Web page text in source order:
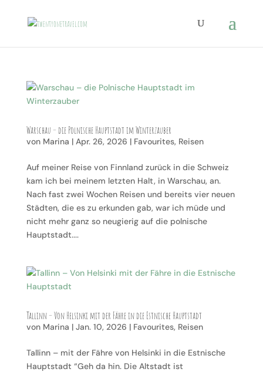
Warschau – die Polnische Hauptstadt im Winterzauber
von Marina | Apr. 26, 2026 | Favourites, Reisen
Auf meiner Reise von Finnland zurück in die Schweiz
kam ich bei meinem letzten Halt, in Warschau, an.
Nach fast zwei Wochen Reisen und bereits vier neuen
Städten, die es zu erkunden gab, war ich müde und
nicht mehr ganz so neugierig auf die polnische
Hauptstadt....
Tallinn – Von Helsinki mit der Fähre in die Estnische Hauptstadt
von Marina | Jan. 10, 2026 | Favourites, Reisen
Tallinn – mit der Fähre von Helsinki in die Estnische
Hauptstadt “Geh da hin. Die Altstadt ist